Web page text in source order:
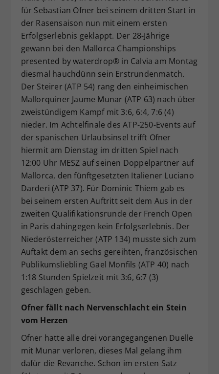
für Sebastian Ofner bei seinem dritten Start in
der Rasensaison nun mit einem ersten
Erfolgserlebnis geklappt. Der 28-Jährige
gewann bei den Mallorca Championships
presented by waterdrop® in Calvia am Montag
diesmal hauchdünn sein Erstrundenmatch.
Der Steirer (ATP 54) rang den einheimischen
Mallorquiner Jaume Munar (ATP 63) nach über
zweistündigem Kampf mit 3:6, 6:4, 7:6 (4)
nieder. Im Achtelfinale des ATP-250-Events auf
der spanischen Urlaubsinsel trifft Ofner
hiermit am Dienstag im dritten Spiel nach
12:00 Uhr MESZ auf seinen Doppelpartner auf
Mallorca, den fünftgesetzten Italiener Luciano
Darderi (ATP 37). Für Dominic Thiem gab es
bei seinem ersten Auftritt seit dem Aus in der
zweiten Qualifikationsrunde der French Open
in Paris dahingegen kein Erfolgserlebnis. Der
Niederösterreicher (ATP 134) musste sich zum
Auftakt dem an sechs gereihten, französischen
Publikumsliebling Gael Monfils (ATP 40) nach
1:18 Stunden Spielzeit mit 3:6, 6:7 (3)
geschlagen geben.
Ofner fällt nach Nervenschlacht ein Stein
vom Herzen
Ofner hatte alle drei vorangegangenen Duelle
mit Munar verloren, dieses Mal gelang ihm
dafür die Revanche. Schon im ersten Satz
Dieser Wert speichert Ihre Consent-
Einstellungen. Unter anderem eine
zufällig generierte ID, für die
historische Speicherung Ihrer
vorgenommen Einstellungen, falls der
Webseiten-Betreiber dies eingestellt
hat.